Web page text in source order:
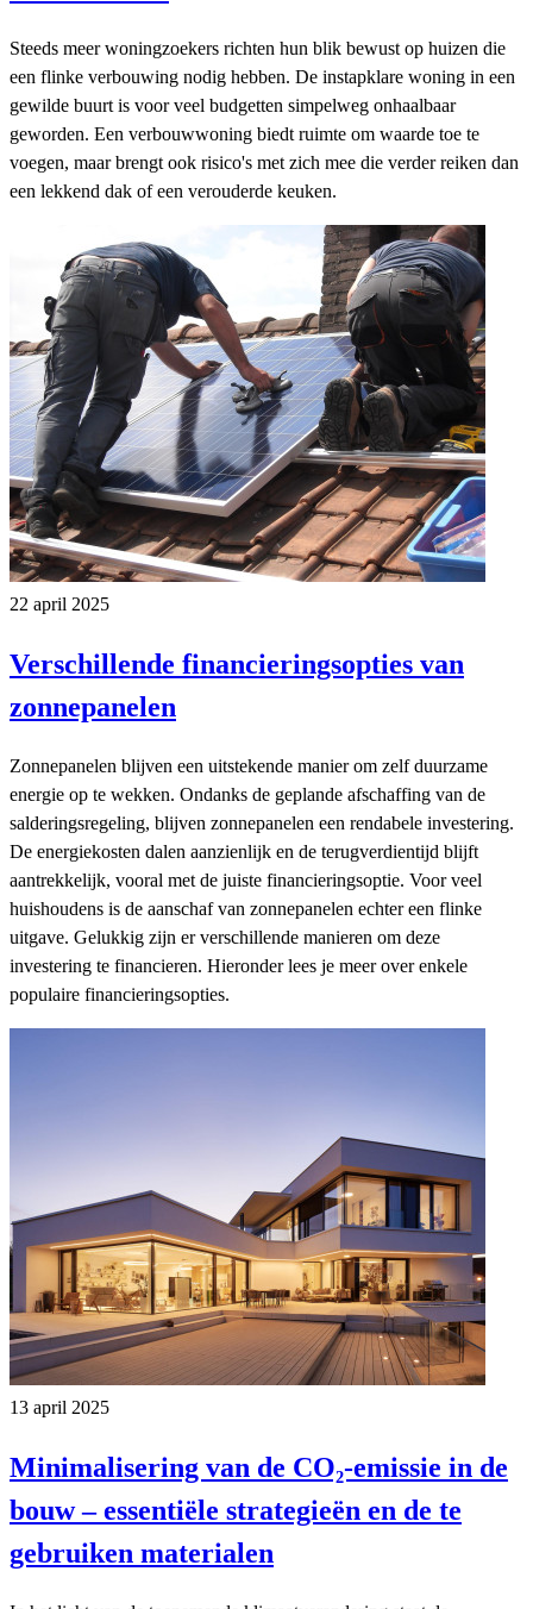
Steeds meer woningzoekers richten hun blik bewust op huizen die
een flinke verbouwing nodig hebben. De instapklare woning in een
gewilde buurt is voor veel budgetten simpelweg onhaalbaar
geworden. Een verbouwwoning biedt ruimte om waarde toe te
voegen, maar brengt ook risico's met zich mee die verder reiken dan
een lekkend dak of een verouderde keuken.
22 april 2025
Verschillende financieringsopties van
zonnepanelen
Zonnepanelen blijven een uitstekende manier om zelf duurzame
energie op te wekken. Ondanks de geplande afschaffing van de
salderingsregeling, blijven zonnepanelen een rendabele investering.
De energiekosten dalen aanzienlijk en de terugverdientijd blijft
aantrekkelijk, vooral met de juiste financieringsoptie. Voor veel
huishoudens is de aanschaf van zonnepanelen echter een flinke
uitgave. Gelukkig zijn er verschillende manieren om deze
investering te financieren. Hieronder lees je meer over enkele
populaire financieringsopties.
13 april 2025
Minimalisering van de CO₂-emissie in de
bouw – essentiële strategieën en de te
gebruiken materialen